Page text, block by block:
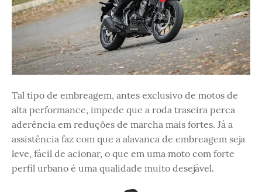
Tal tipo de embreagem, antes exclusivo de motos de
alta performance, impede que a roda traseira perca
aderência em reduções de marcha mais fortes. Já a
assistência faz com que a alavanca de embreagem seja
leve, fácil de acionar, o que em uma moto com forte
perfil urbano é uma qualidade muito desejável.